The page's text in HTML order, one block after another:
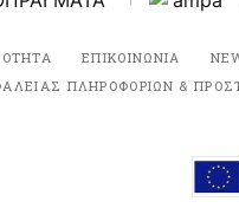
ΕΠΙΚΟΙΝΩΝΙΑ
ΠΛΗΡΟΦΟΡΙΩΝ &